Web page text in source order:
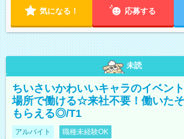
気になる！ 応募する
未読
ちいさいかわいいキャラのイベン
場所で働ける☆来社不要！働いた
もらえる◎/T1
アルバイト 職種未経験OK